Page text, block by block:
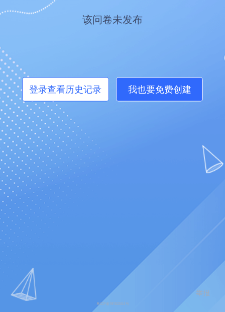
该问卷未发布
登录查看历史记录 我也要免费创建
粤ICP备19150304号
举报